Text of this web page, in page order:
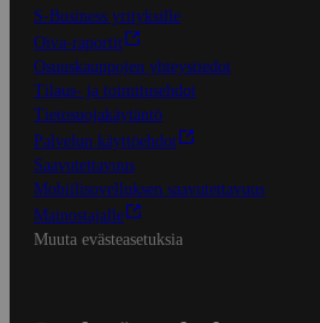
S-Business yrityksille
Oiva-raportit
Osuuskauppojen yhteystiedot
Tilaus- ja toimitusehdot
Tietosuojakäytäntö
Palvelun käyttöehdot
Saavutettavuus
Mobiilisovelluksen saavutettavuus
Mainostajalle
Muuta evästeasetuksia